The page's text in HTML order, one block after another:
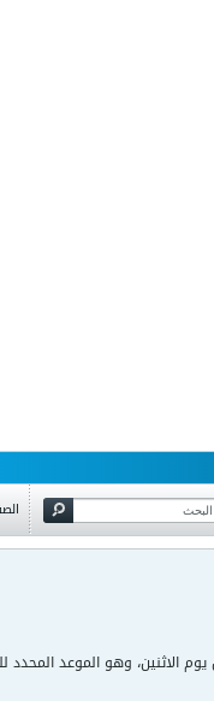
الاثنين، وهو الموعد المحدد